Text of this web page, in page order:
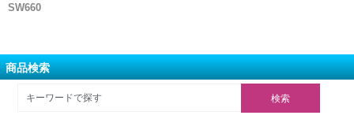
SW660
商品検索